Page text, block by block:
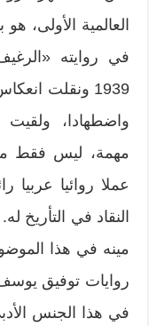
العالمية الأولى،
في روايته
1939 ونقلت
واضطهادا،
مهمة، ليس فقط
عملا روائيا
النقاد في التأريخ
مينه في هذا
روايات توفيق
في هذا الجنس